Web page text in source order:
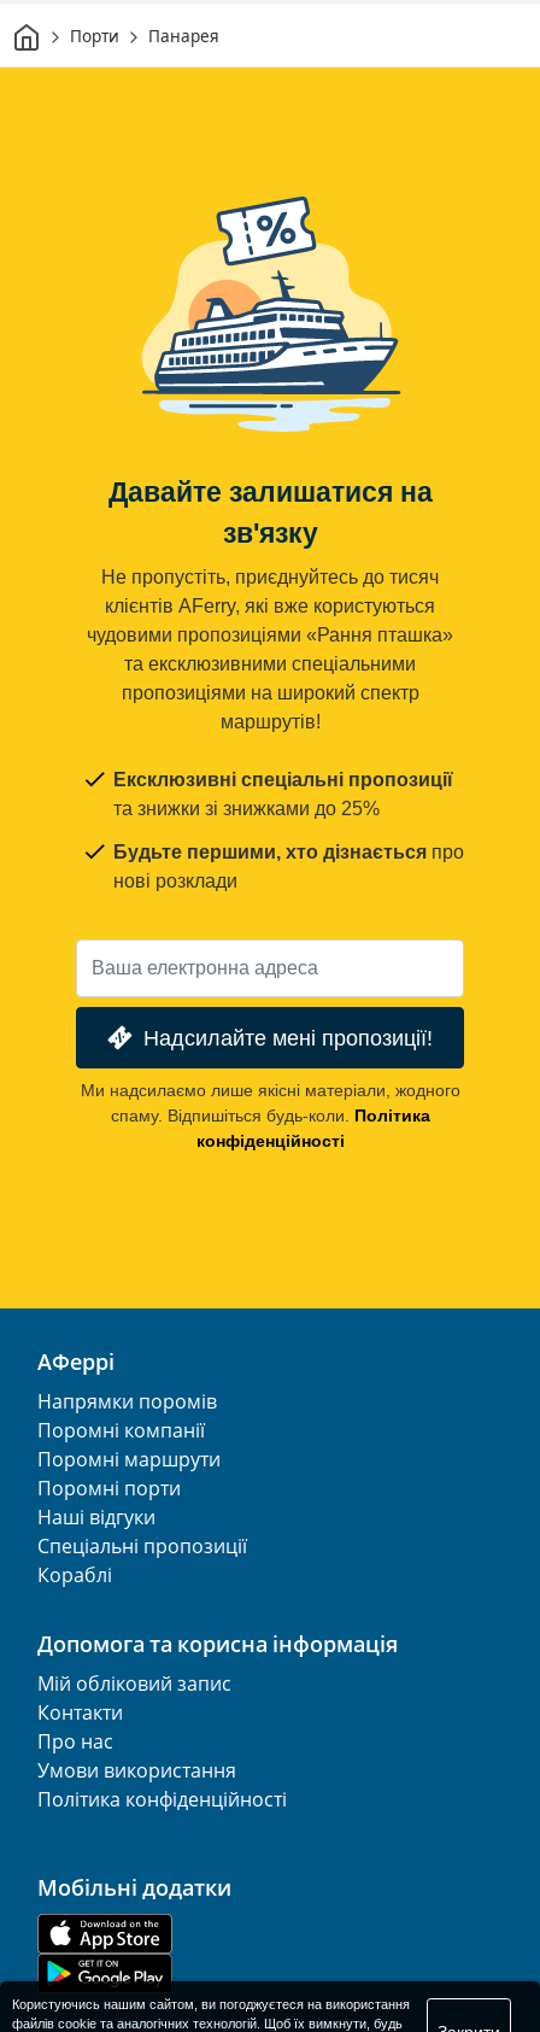
Дім Порти Панарея
Давайте залишатися на
зв'язку
Не пропустіть, приєднуйтесь до тисяч
клієнтів AFerry, які вже користуються
чудовими пропозиціями «Рання пташка»
та ексклюзивними спеціальними
пропозиціями на широкий спектр
маршрутів!
Ексклюзивні спеціальні пропозиції
та знижки зі знижками до 25%
Будьте першими, хто дізнається про
нові розклади
Надсилайте мені пропозиції!
Ми надсилаємо лише якісні матеріали, жодного
спаму. Відпишіться будь-коли. Політика
конфіденційності
АФеррі
Напрямки поромів
Поромні компанії
Поромні маршрути
Поромні порти
Наші відгуки
Спеціальні пропозиції
Кораблі
Допомога та корисна інформація
Мій обліковий запис
Контакти
Про нас
Умови використання
Політика конфіденційності
Мобільні додатки
Користуючись нашим сайтом, ви погоджуєтеся на використання
файлів cookie та аналогічних технологій. Щоб їх вимкнути, будь